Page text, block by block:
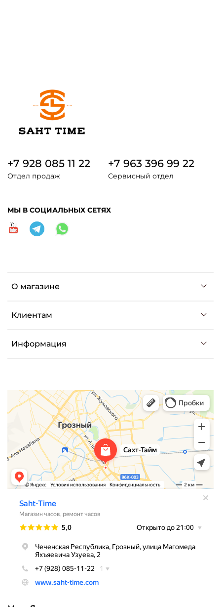
О магазине
Клиентам
Информация
+7 928 085 11 22
Отдел продаж
+7 963 396 99 22
Сервисный отдел
МЫ В СОЦИАЛЬНЫХ СЕТЯХ